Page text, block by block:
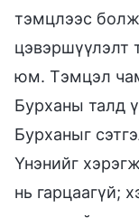
тэмцлээс
цэвэршүүлэлт
юм. Тэмцэл
Бурханы талд
Бурханыг
Үнэнийг
нь гарцаагүй;